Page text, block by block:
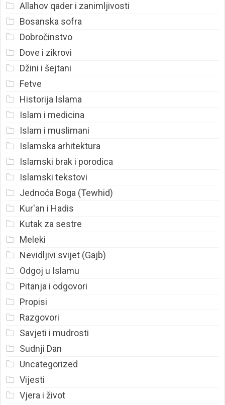
Allahov qader i zanimljivosti
Bosanska sofra
Dobročinstvo
Dove i zikrovi
Džini i šejtani
Fetve
Historija Islama
Islam i medicina
Islam i muslimani
Islamska arhitektura
Islamski brak i porodica
Islamski tekstovi
Jednoća Boga (Tewhid)
Kur'an i Hadis
Kutak za sestre
Meleki
Nevidljivi svijet (Gajb)
Odgoj u Islamu
Pitanja i odgovori
Propisi
Razgovori
Savjeti i mudrosti
Sudnji Dan
Uncategorized
Vijesti
Vjera i život